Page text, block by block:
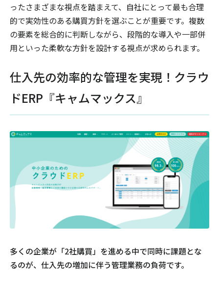
ったさまざまな視点を踏まえて、自社にとって最も合理
的で実効性のある購買方針を選ぶことが重要です。複数
の要素を総合的に判断しながら、段階的な導入や一部併
用といった柔軟な方針を設計する視点が求められます。
仕入先の効率的な管理を実現！クラウ
ドERP『キャムマックス』
多くの企業が「2社購買」を進める中で同時に課題とな
るのが、仕入先の増加に伴う管理業務の負荷です。